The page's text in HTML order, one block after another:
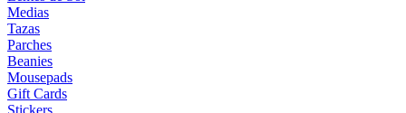
Medias
Tazas
Parches
Beanies
Mousepads
Gift Cards
Stickers